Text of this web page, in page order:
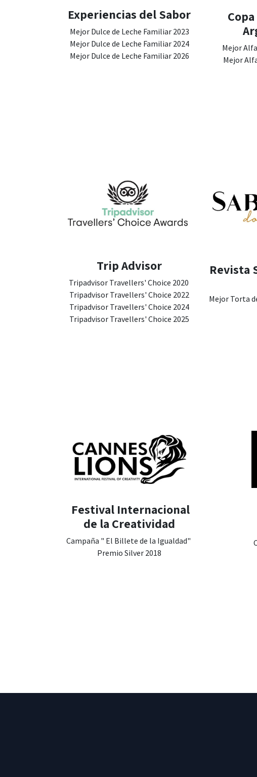
Experiencias del Sabor
Mejor Dulce de Leche Familiar 2023
Mejor Dulce de Leche Familiar 2024
Mejor Dulce de Leche Familiar 2026
Mejor
Mejor
Trip Advisor
Tripadvisor Travellers' Choice 2020
Tripadvisor Travellers' Choice 2022
Tripadvisor Travellers' Choice 2024
Tripadvisor Travellers' Choice 2025
Revista
Mejor Torta
Festival Internacional
de la Creatividad
Campaña " El Billete de la Igualdad"
Premio Silver 2018